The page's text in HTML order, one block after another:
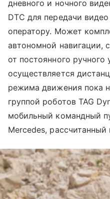
дневного и ночного
DTC для передачи
оператору. Может
автономной
от постоянного ручного
осуществляется
режима движения пока
группой роботов TAG
мобильный командный
Mercedes,